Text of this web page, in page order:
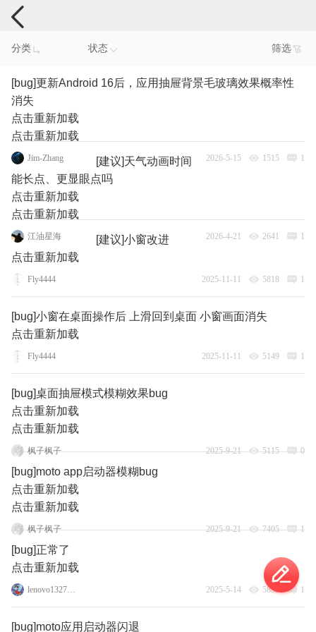
手机反馈
分类 状态 筛选
[bug]更新Android 16后，应用抽屉背景毛玻璃效果概率性
消失
点击重新加载
点击重新加载
Jim-Zhang 2026-5-15 1515 1
[建议]天气动画时间
能长点、更显眼点吗
点击重新加载
点击重新加载
江油星海 2026-4-21 2641 1
[建议]小窗改进
点击重新加载
Fly4444 2025-11-11 5818 1
[bug]小窗在桌面操作后 上滑回到桌面 小窗画面消失
点击重新加载
Fly4444 2025-11-11 5149 1
[bug]桌面抽屉模式模糊效果bug
点击重新加载
点击重新加载
枫子枫子 2025-9-21 5115 0
[bug]moto app启动器模糊bug
点击重新加载
点击重新加载
枫子枫子 2025-9-21 7405 1
[bug]正常了
点击重新加载
lenovo132760642 2025-5-14 5835 1
[bug]moto应用启动器闪退